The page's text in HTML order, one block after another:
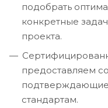
подобрать
конкретные
проекта.
предоставляем
подтверждающие
стандартам.